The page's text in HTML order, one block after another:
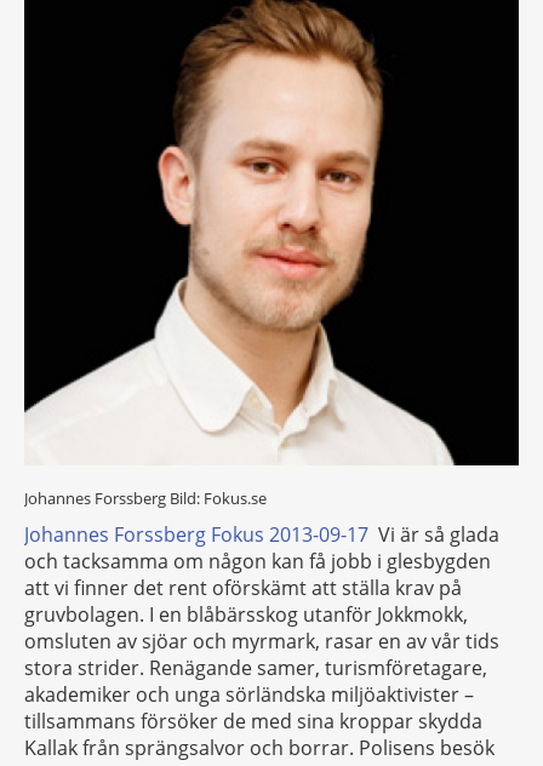
Johannes Forssberg Bild: Fokus.se
Johannes Forssberg Fokus 2013-09-17 Vi är så glada
och tacksamma om någon kan få jobb i glesbygden
att vi finner det rent oförskämt att ställa krav på
gruvbolagen. I en blåbärsskog utanför Jokkmokk,
omsluten av sjöar och myrmark, rasar en av vår tids
stora strider. Renägande samer, turismföretagare,
akademiker och unga sörländska miljöaktivister –
tillsammans försöker de med sina kroppar skydda
Kallak från sprängsalvor och borrar. Polisens besök